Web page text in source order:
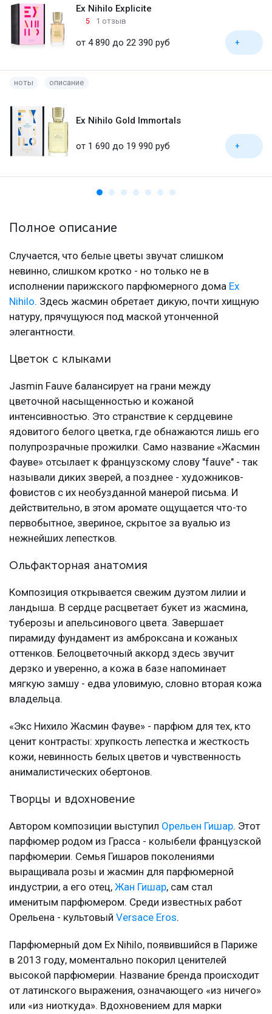
Ex Nihilo Explicite
5 1 отзыв
от 4 890 до 22 390 руб +
ноты описание
Ex Nihilo Gold Immortals
от 1 690 до 19 990 руб +
Полное описание
Случается, что белые цветы звучат слишком
невинно, слишком кротко - но только не в
исполнении парижского парфюмерного дома Ex
Nihilo. Здесь жасмин обретает дикую, почти хищную
натуру, прячущуюся под маской утонченной
элегантности.
Цветок с клыками
Jasmin Fauve балансирует на грани между
цветочной насыщенностью и кожаной
интенсивностью. Это странствие к сердцевине
ядовитого белого цветка, где обнажаются лишь его
полупрозрачные прожилки. Само название «Жасмин
Фауве» отсылает к французскому слову "fauve" - так
называли диких зверей, а позднее - художников-
фовистов с их необузданной манерой письма. И
действительно, в этом аромате ощущается что-то
первобытное, звериное, скрытое за вуалью из
нежнейших лепестков.
Ольфакторная анатомия
Композиция открывается свежим дуэтом лилии и
ландыша. В сердце расцветает букет из жасмина,
туберозы и апельсинового цвета. Завершает
пирамиду фундамент из амброксана и кожаных
оттенков. Белоцветочный аккорд здесь звучит
дерзко и уверенно, а кожа в базе напоминает
мягкую замшу - едва уловимую, словно вторая кожа
владельца.
«Экс Нихило Жасмин Фауве» - парфюм для тех, кто
ценит контрасты: хрупкость лепестка и жесткость
кожи, невинность белых цветов и чувственность
анималистических обертонов.
Творцы и вдохновение
Автором композиции выступил Орельен Гишар. Этот
парфюмер родом из Грасса - колыбели французской
парфюмерии. Семья Гишаров поколениями
выращивала розы и жасмин для парфюмерной
индустрии, а его отец, Жан Гишар, сам стал
именитым парфюмером. Среди известных работ
Орельена - культовый Versace Eros.
Парфюмерный дом Ex Nihilo, появившийся в Париже
в 2013 году, моментально покорил ценителей
высокой парфюмерии. Название бренда происходит
от латинского выражения, означающего «из ничего»
или «из ниоткуда». Вдохновением для марки